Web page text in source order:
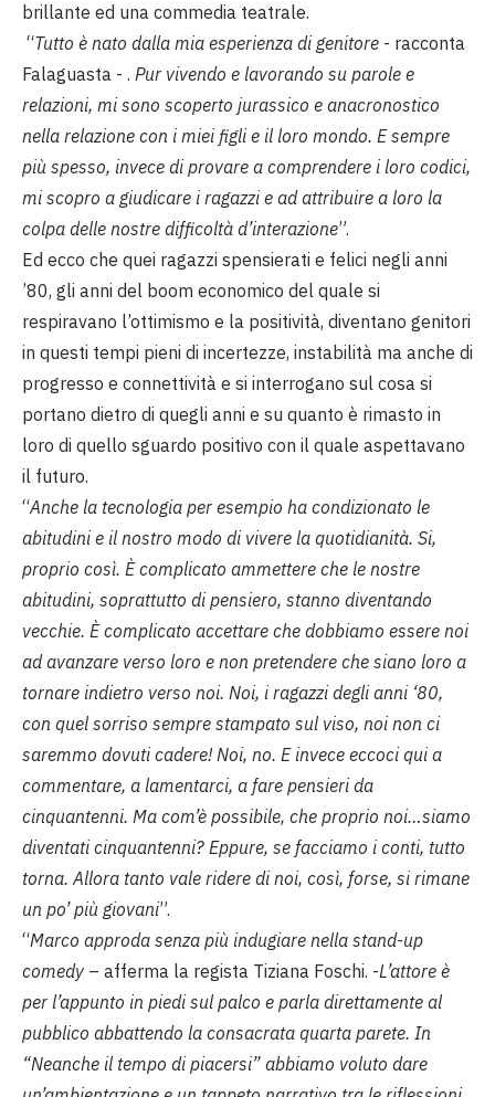
brillante ed una commedia teatrale.
“Tutto è nato dalla mia esperienza di genitore - racconta
Falaguasta - . Pur vivendo e lavorando su parole e
relazioni, mi sono scoperto jurassico e anacronostico
nella relazione con i miei figli e il loro mondo. E sempre
più spesso, invece di provare a comprendere i loro codici,
mi scopro a giudicare i ragazzi e ad attribuire a loro la
colpa delle nostre difficoltà d’interazione”.
Ed ecco che quei ragazzi spensierati e felici negli anni
’80, gli anni del boom economico del quale si
respiravano l’ottimismo e la positività, diventano genitori
in questi tempi pieni di incertezze, instabilità ma anche di
progresso e connettività e si interrogano sul cosa si
portano dietro di quegli anni e su quanto è rimasto in
loro di quello sguardo positivo con il quale aspettavano
il futuro.
“Anche la tecnologia per esempio ha condizionato le
abitudini e il nostro modo di vivere la quotidianità. Si,
proprio così. È complicato ammettere che le nostre
abitudini, soprattutto di pensiero, stanno diventando
vecchie. È complicato accettare che dobbiamo essere noi
ad avanzare verso loro e non pretendere che siano loro a
tornare indietro verso noi. Noi, i ragazzi degli anni ‘80,
con quel sorriso sempre stampato sul viso, noi non ci
saremmo dovuti cadere! Noi, no. E invece eccoci qui a
commentare, a lamentarci, a fare pensieri da
cinquantenni. Ma com’è possibile, che proprio noi…siamo
diventati cinquantenni? Eppure, se facciamo i conti, tutto
torna. Allora tanto vale ridere di noi, così, forse, si rimane
un po’ più giovani”.
“Marco approda senza più indugiare nella stand-up
comedy – afferma la regista Tiziana Foschi. -L’attore è
per l’appunto in piedi sul palco e parla direttamente al
pubblico abbattendo la consacrata quarta parete. In
“Neanche il tempo di piacersi” abbiamo voluto dare